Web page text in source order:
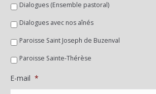
Dialogues (Ensemble pastoral)
Dialogues avec nos aînés
Paroisse Saint Joseph de Buzenval
Paroisse Sainte-Thérèse
E-mail *